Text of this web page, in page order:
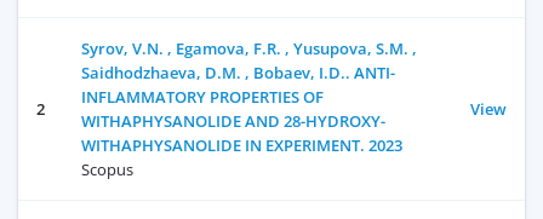
2
Syrov, V.N. , Egamova, F.R. , Yusupova, S.M. ,
Saidhodzhaeva, D.M. , Bobaev, I.D.. ANTI-
INFLAMMATORY PROPERTIES OF
WITHAPHYSANOLIDE AND 28-HYDROXY-
WITHAPHYSANOLIDE IN EXPERIMENT. 2023
Scopus
View